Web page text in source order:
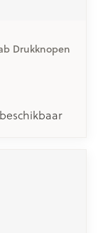
Drukknopen